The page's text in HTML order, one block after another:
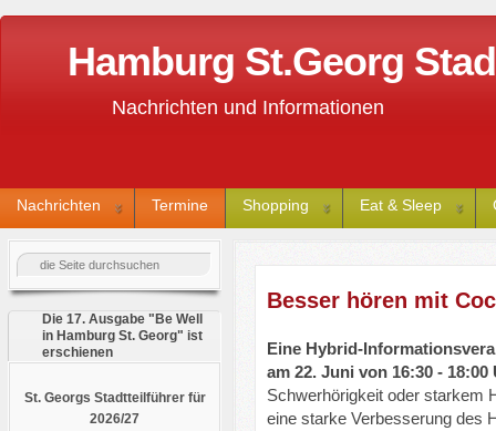
Hamburg St.Georg
Nachrichten und Informationen
Nachrichten Termine Shopping Eat & Sleep
Die 17. Ausgabe "Be Well
in Hamburg St. Georg" ist
erschienen
St. Georgs Stadtteilführer für
2026/27
Besser hören mit
Eine Hybrid-
am 22. Juni von 16:30 -
Schwerhörigkeit oder starkem
eine starke Verbesserung des